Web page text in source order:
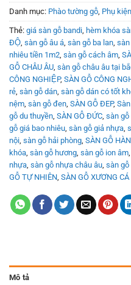
Danh mục: Phào tường gỗ Phụ
Thẻ: giá sàn gỗ bandi hèm khóa
ĐỘ sàn gỗ âu á sàn gỗ ba lan sàn
nhiêu tiền 1m2 sàn gỗ cách âm
GỖ CHÂU ÂU sàn gỗ châu âu tại
CÔNG NGHIỆP, SÀN GỖ CÔNG
rẻ sàn gỗ dán sàn gỗ dán có tốt
nệm sàn gỗ đen SÀN GỖ ĐEP,
gỗ du thuyền SÀN GỖ ĐỨC sàn gỗ
gỗ giá bao nhiêu sàn gỗ giả nhựa
nội sàn gỗ hải phòng SÀN GỖ
khóa sàn gỗ hương sàn gỗ ion âm
nhựa sàn gỗ nhựa châu âu sàn gỗ
GỖ TỰ NHIÊN SÀN GỖ XƯƠNG CÁ
Mô tả